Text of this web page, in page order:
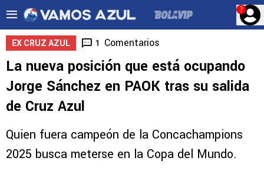
?
EX CRUZ AZUL 1 Comentarios
La nueva posición que está ocupando
Jorge Sánchez en PAOK tras su salida
de Cruz Azul
Quien fuera campeón de la Concachampions
2025 busca meterse en la Copa del Mundo.